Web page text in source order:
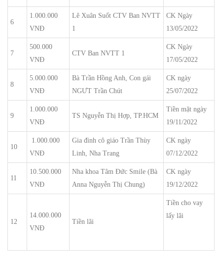
6
1.000.000
VNĐ
Lê Xuân Suốt CTV Ban NVTT
1
CK Ngày
13/05/2022
7
500.000
VNĐ
CTV Ban NVTT 1
CK Ngày
17/05/2022
8
5.000.000
VNĐ
Bà Trần Hồng Anh, Con gái
NGƯT Trần Chút
CK ngày
25/07/2022
9
1.000.000
VNĐ
TS Nguyễn Thị Hợp, TP.HCM
Tiền mặt ngày
19/11/2022
10
1.000.000
VNĐ
Gia đình cô giáo Trần Thùy
Linh, Nha Trang
CK ngày
07/12/2022
11
10.500.000
VNĐ
Nha khoa Tâm Đức Smile (Bà
Anna Nguyễn Thị Chung)
CK ngày
19/12/2022
12
14.000.000
VNĐ
Tiền lãi
Tiền cho vay
lấy lãi